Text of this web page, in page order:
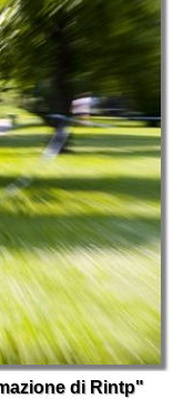
di Rintp"